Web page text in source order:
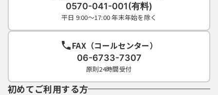
0570-041-001(有料)
平日 9:00～17:00 年末年始を除く
FAX（コールセンター）
06-6733-7307
原則24時間受付
初めてご利用する方